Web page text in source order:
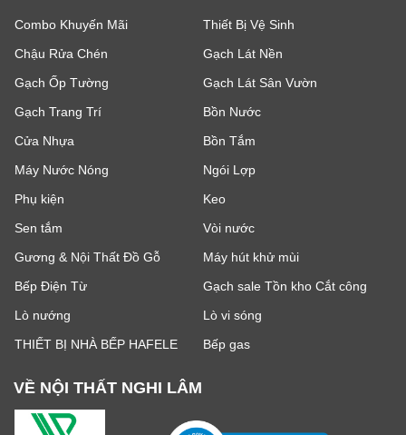
Combo Khuyến Mãi
Thiết Bị Vệ Sinh
Chậu Rửa Chén
Gạch Lát Nền
Gạch Ốp Tường
Gạch Lát Sân Vườn
Gạch Trang Trí
Bồn Nước
Cửa Nhựa
Bồn Tắm
Máy Nước Nóng
Ngói Lợp
Phụ kiện
Keo
Sen tắm
Vòi nước
Gương & Nội Thất Đồ Gỗ
Máy hút khử mùi
Bếp Điện Từ
Gạch sale Tồn kho Cắt công
Lò nướng
Lò vi sóng
THIẾT BỊ NHÀ BẾP HAFELE
Bếp gas
VỀ NỘI THẤT NGHI LÂM